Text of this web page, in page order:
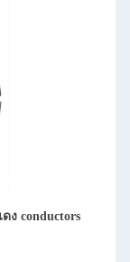
ง conductors